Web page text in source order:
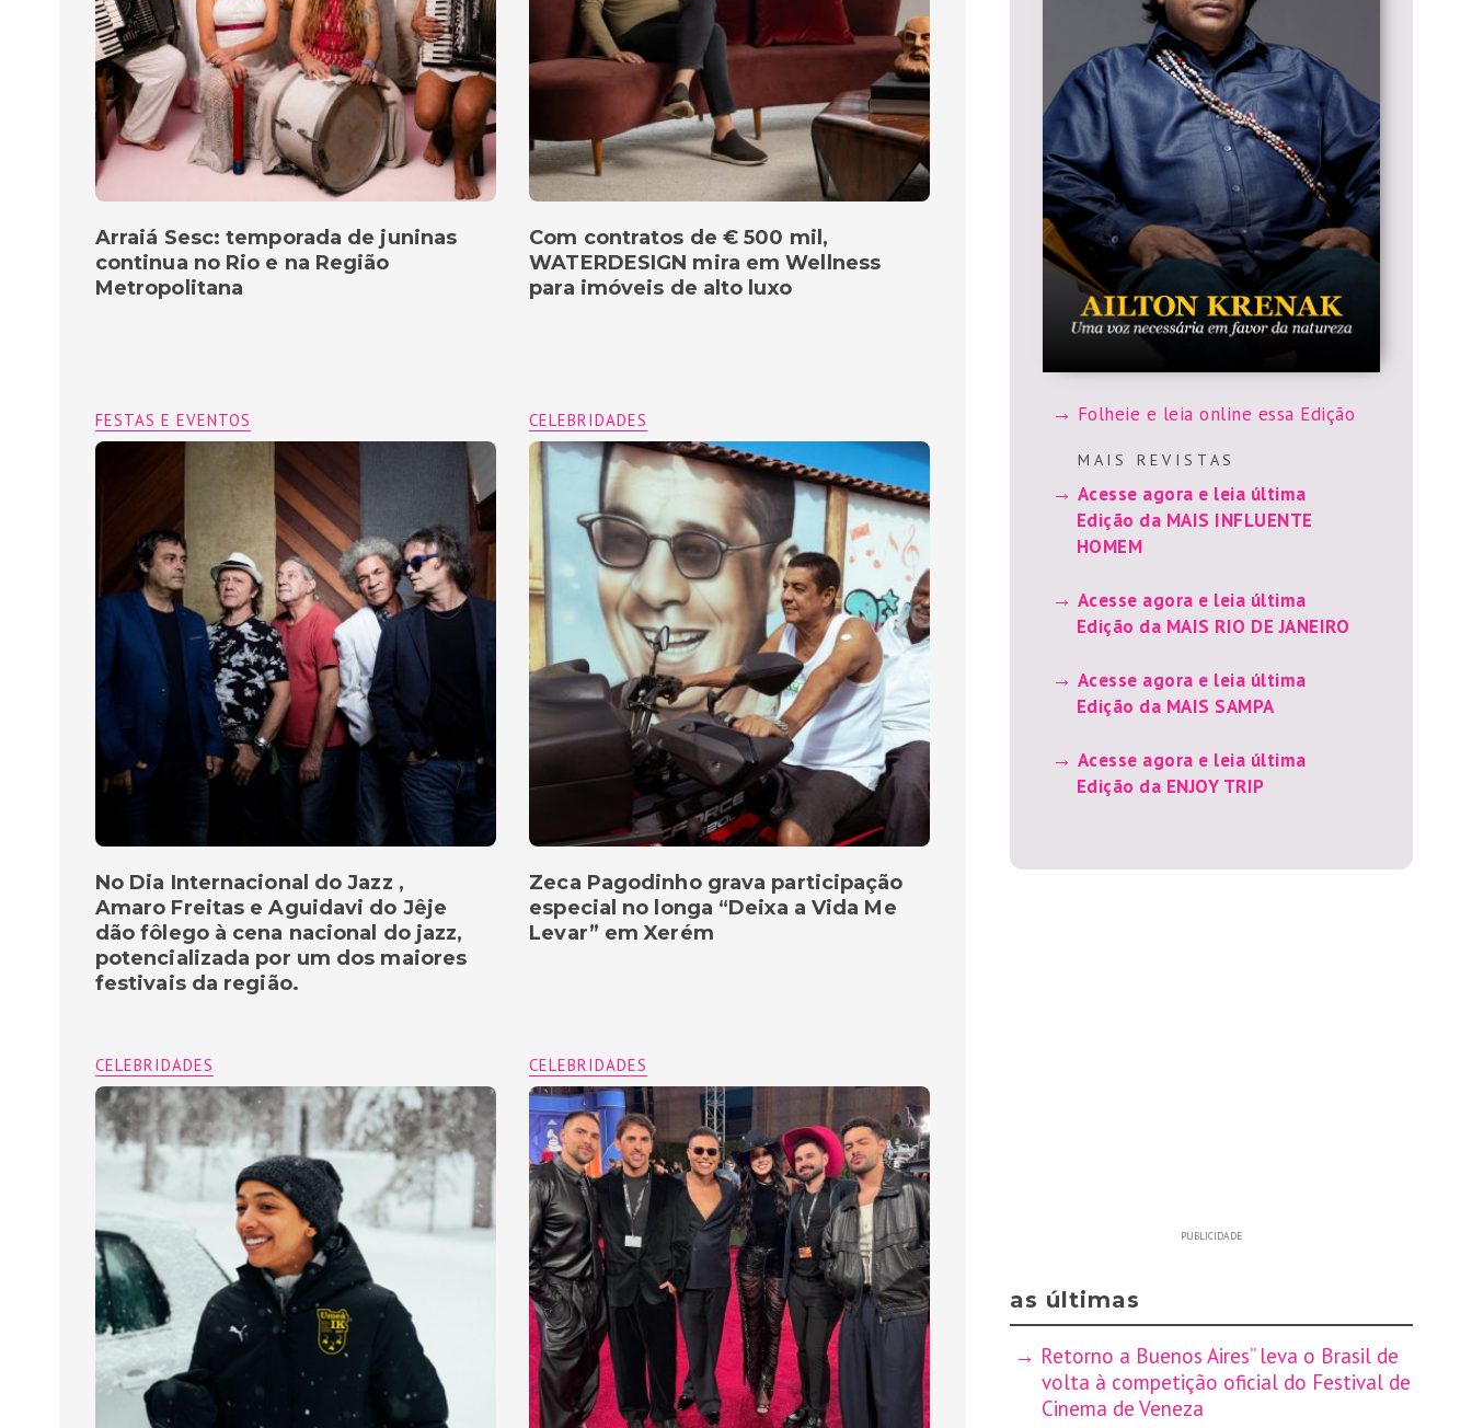
Com contratos de € 500 mil,
WATERDESIGN mira em Wellness
para imóveis de alto luxo
Arraiá Sesc: temporada de juninas
continua no Rio e na Região
Metropolitana
CELEBRIDADES
Zeca Pagodinho grava participação
especial no longa “Deixa a Vida Me
Levar” em Xerém
FESTAS E EVENTOS
No Dia Internacional do Jazz ,
Amaro Freitas e Aguidavi do Jêje
dão fôlego à cena nacional do jazz,
potencializada por um dos maiores
festivais da região.
CELEBRIDADES
CELEBRIDADES
Folheie e leia online essa Edição
M A I S R E V I S T A S
Acesse agora e leia última
Edição da MAIS INFLUENTE
HOMEM
Acesse agora e leia última
Edição da MAIS RIO DE JANEIRO
Acesse agora e leia última
Edição da MAIS SAMPA
Acesse agora e leia última
Edição da ENJOY TRIP
PUBLICIDADE
as últimas
Retorno a Buenos Aires” leva o Brasil de
volta à competição oficial do Festival de
Cinema de Veneza